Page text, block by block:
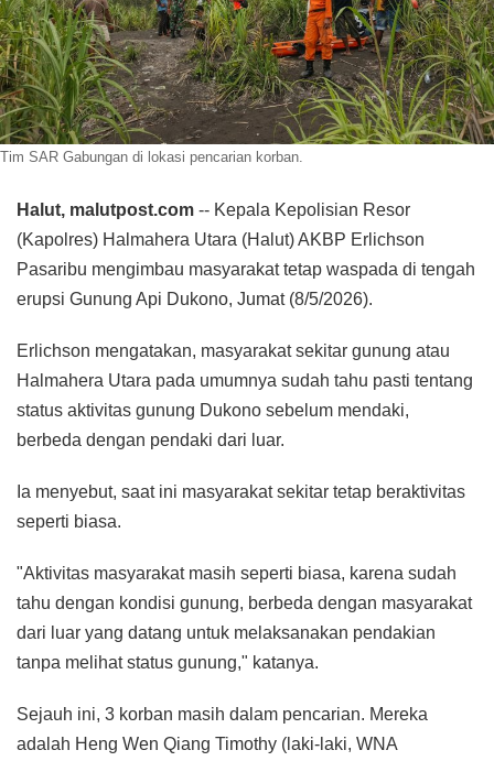
Tim SAR Gabungan di lokasi pencarian korban.
Halut, malutpost.com -- Kepala Kepolisian Resor
(Kapolres) Halmahera Utara (Halut) AKBP Erlichson
Pasaribu mengimbau masyarakat tetap waspada di tengah
erupsi Gunung Api Dukono, Jumat (8/5/2026).
Erlichson mengatakan, masyarakat sekitar gunung atau
Halmahera Utara pada umumnya sudah tahu pasti tentang
status aktivitas gunung Dukono sebelum mendaki,
berbeda dengan pendaki dari luar.
Ia menyebut, saat ini masyarakat sekitar tetap beraktivitas
seperti biasa.
"Aktivitas masyarakat masih seperti biasa, karena sudah
tahu dengan kondisi gunung, berbeda dengan masyarakat
dari luar yang datang untuk melaksanakan pendakian
tanpa melihat status gunung," katanya.
Sejauh ini, 3 korban masih dalam pencarian. Mereka
adalah Heng Wen Qiang Timothy (laki-laki, WNA